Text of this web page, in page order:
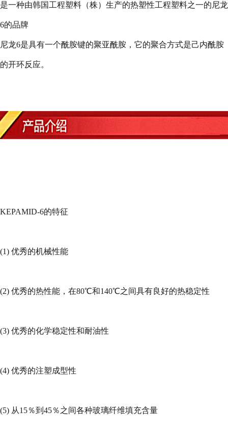
是一种由韩国工程塑料（株）生产的热塑性工程塑料之一的尼龙
6的品牌
尼龙6是具有一个酰胺键的聚亚酰胺，它的聚合方式是己内酰胺
的开环反应。
KEPAMID-6的特征
(1) 优秀的机械性能
(2) 优秀的热性能，在80℃和140℃之间具有良好的热稳定性
(3) 优秀的化学稳定性和耐油性
(4) 优秀的注塑成型性
(5) 从15％到 45％之间各种玻璃纤维填充含量